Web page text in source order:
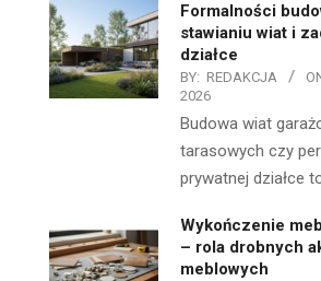
Formalności
stawianiu wiat i
działce
BY: REDAKCJA
2026
Budowa wiat
tarasowych czy
prywatnej działce
Wykończenie
– rola drobnych
meblowych